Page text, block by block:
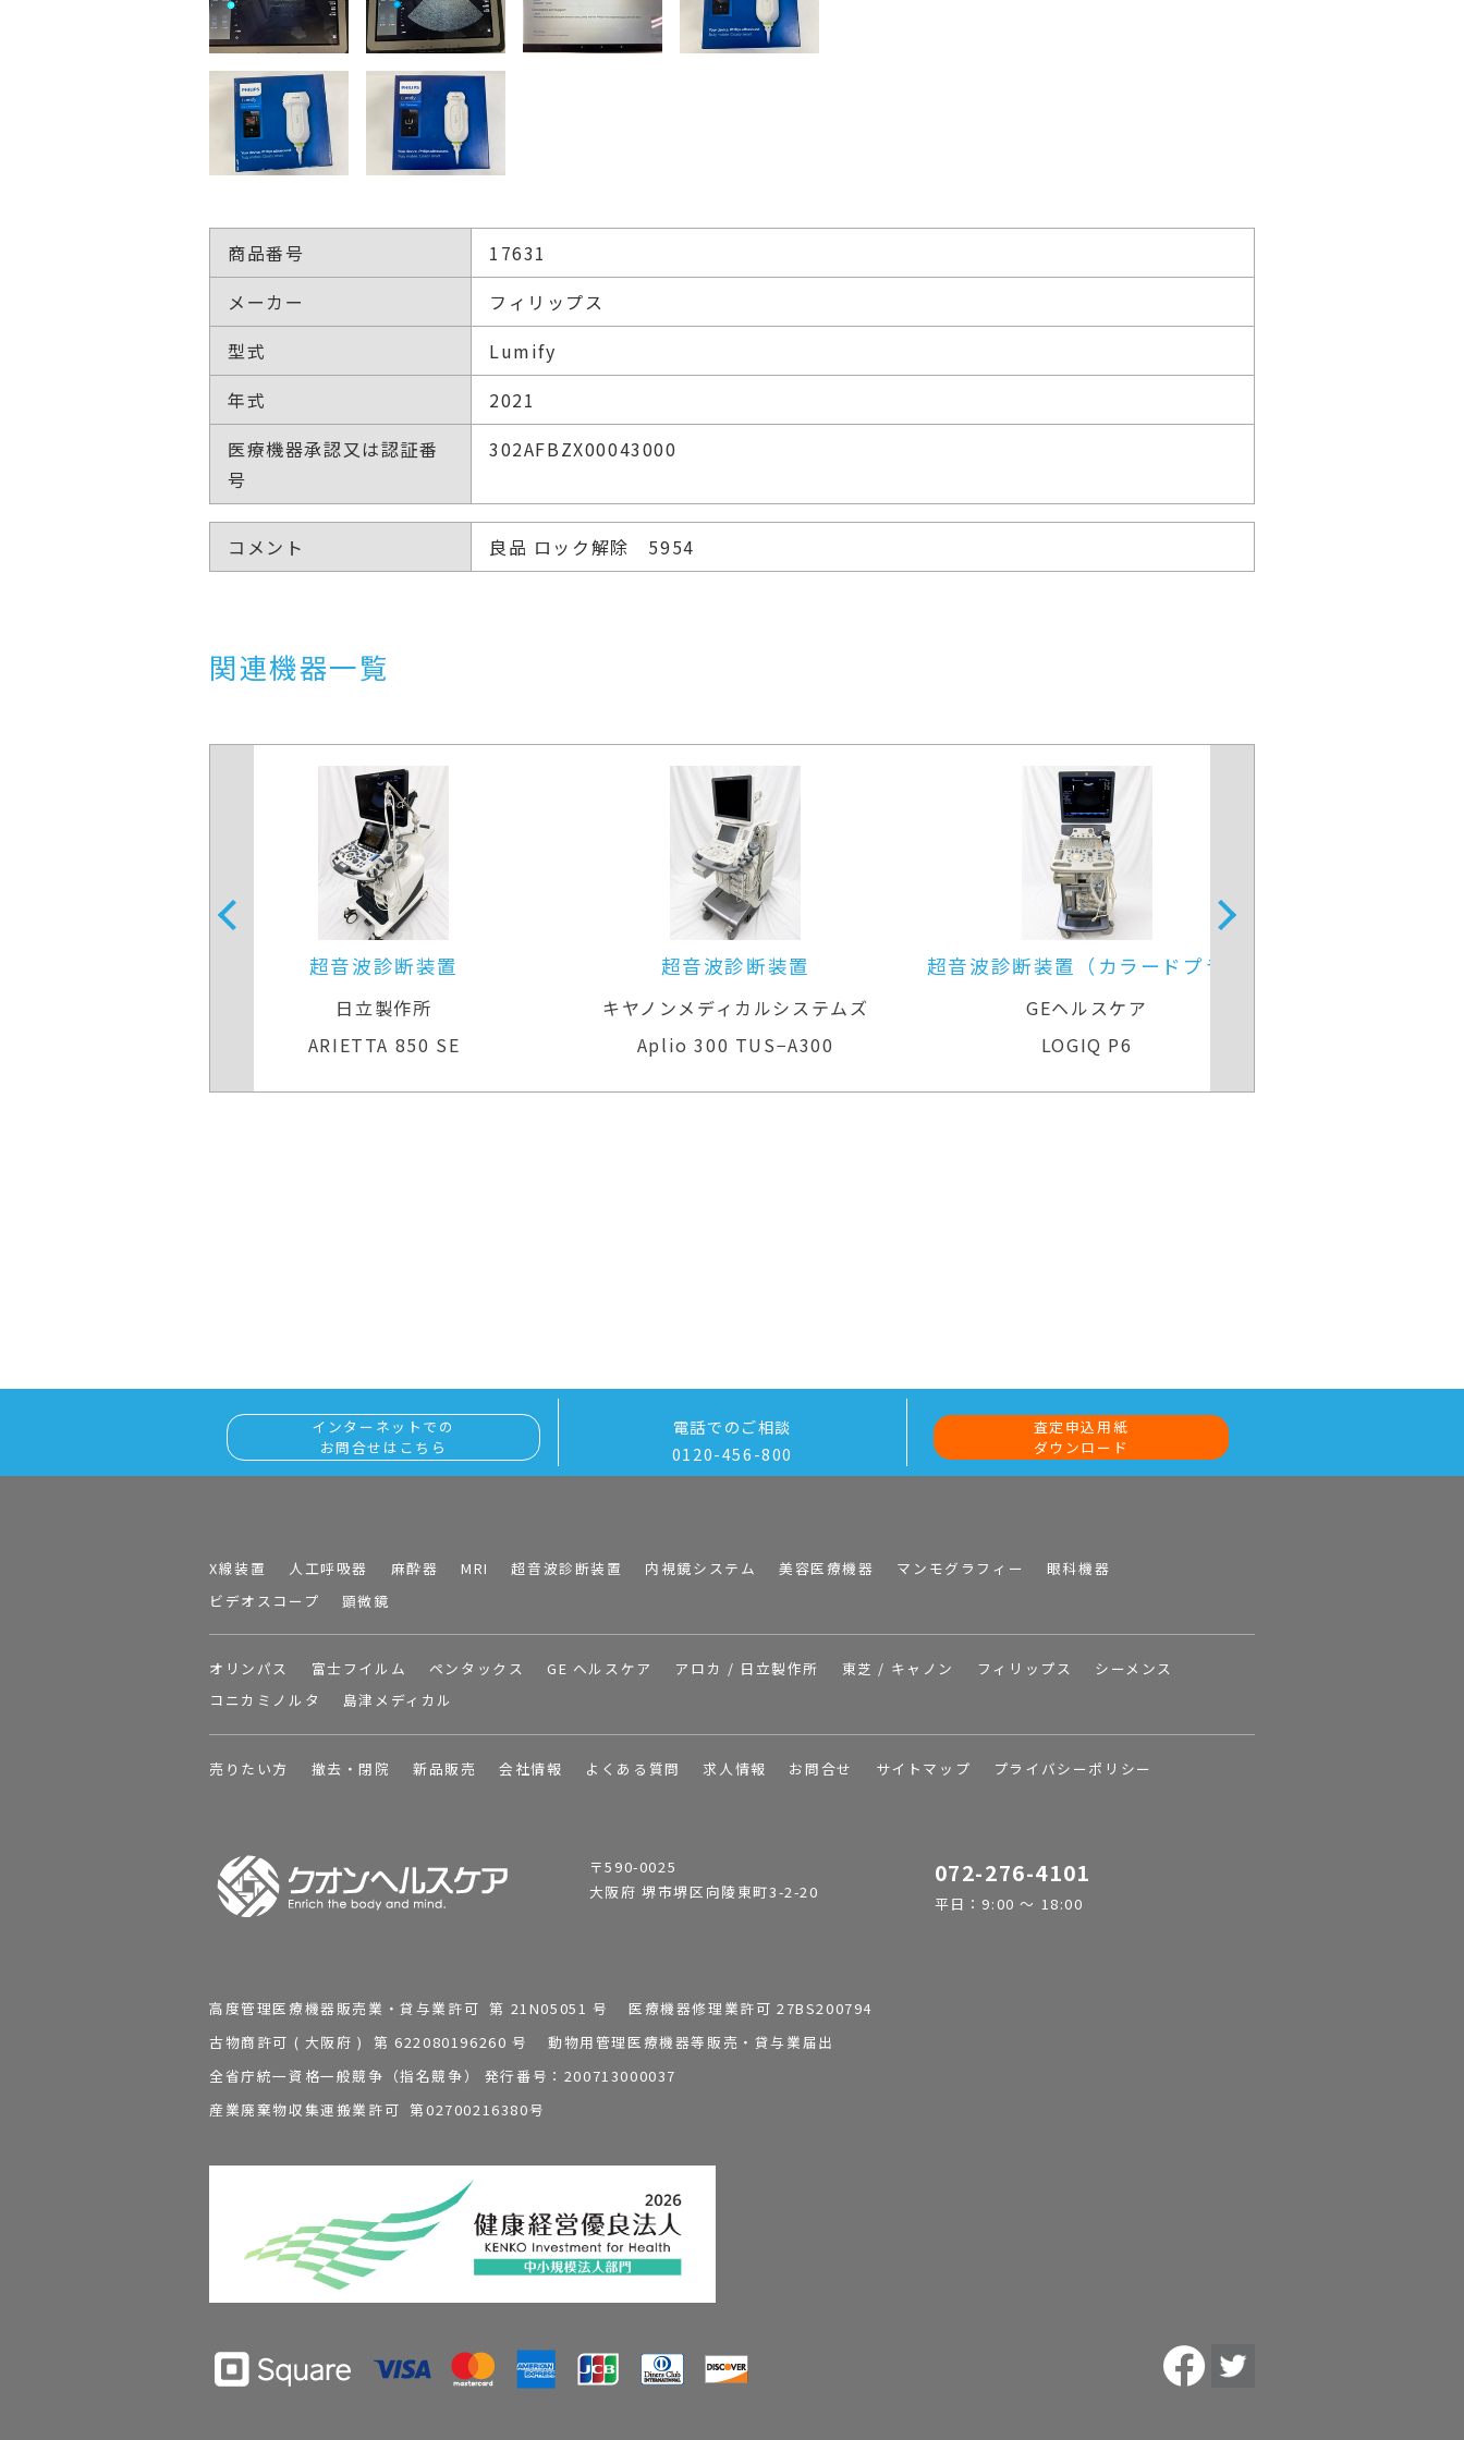
商品番号
17631
メーカー
フィリップス
型式
Lumify
年式
2021
医療機器承認又は認証番
号
302AFBZX00043000
コメント 良品 ロック解除 5954
関連機器一覧
超音波診断装置
キヤノンメディカルシステムズ
Aplio 300 TUS−A300
超音波診断装置（カラードプラ）
GEヘルスケア
LOGIQ P6
超音波診断装置
GEヘルスケア
Voluson Expert 22
インターネットでの
お問合せはこちら
電話でのご相談
0120-456-800
査定申込用紙
ダウンロード
X線装置 人工呼吸器 麻酔器 MRI 超音波診断装置 内視鏡システム 美容医療機器 マンモグラフィー
眼科機器
ビデオスコープ
顕微鏡
オリンパス 富士フイルム ペンタックス GE ヘルスケア アロカ / 日立製作所 東芝 / キャノン フィリップス
シーメンス
コニカミノルタ
島津メディカル
売りたい方 撤去・閉院 新品販売 会社情報 よくある質問 求人情報 お問合せ サイトマップ プライバシーポリシー
〒590-0025
大阪府 堺市堺区向陵東町3-2-20
072-276-4101
平日：9:00 ～ 18:00
高度管理医療機器販売業・貸与業許可 第 21N05051 号 医療機器修理業許可 27BS200794
古物商許可 ( 大阪府 ) 第 622080196260 号 動物用管理医療機器等販売・貸与業届出
全省庁統一資格一般競争（指名競争） 発行番号：200713000037
産業廃棄物収集運搬業許可 第02700216380号